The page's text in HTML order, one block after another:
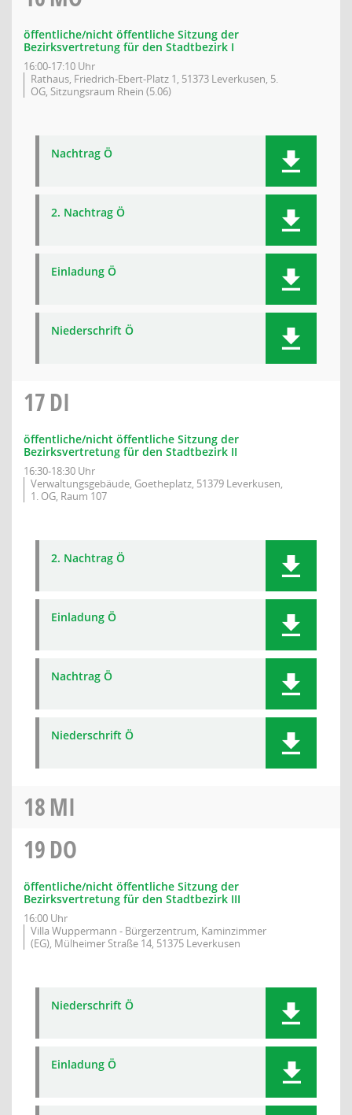
öffentliche/nicht öffentliche Sitzung der
Bezirksvertretung für den Stadtbezirk I
16:00-17:10 Uhr
Rathaus, Friedrich-Ebert-Platz 1, 51373 Leverkusen, 5.
OG, Sitzungsraum Rhein (5.06)
Nachtrag Ö
2. Nachtrag Ö
Einladung Ö
Niederschrift Ö
17DI
öffentliche/nicht öffentliche Sitzung der
Bezirksvertretung für den Stadtbezirk II
16:30-18:30 Uhr
Verwaltungsgebäude, Goetheplatz, 51379 Leverkusen,
1. OG, Raum 107
2. Nachtrag Ö
Einladung Ö
Nachtrag Ö
Niederschrift Ö
18MI
19DO
öffentliche/nicht öffentliche Sitzung der
Bezirksvertretung für den Stadtbezirk III
16:00 Uhr
Villa Wuppermann - Bürgerzentrum, Kaminzimmer
(EG), Mülheimer Straße 14, 51375 Leverkusen
Niederschrift Ö
Einladung Ö